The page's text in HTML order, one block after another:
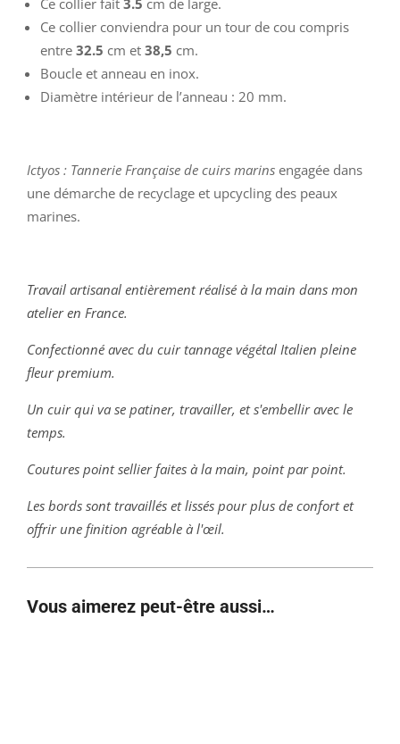
Ce collier fait 3.5 cm de large.
Ce collier conviendra pour un tour de cou compris
entre 32.5 cm et 38,5 cm.
Boucle et anneau en inox.
Diamètre intérieur de l’anneau : 20 mm.
Ictyos : Tannerie Française de cuirs marins engagée dans
une démarche de recyclage et upcycling des peaux
marines.
Travail artisanal entièrement réalisé à la main dans mon
atelier en France.
Confectionné avec du cuir tannage végétal Italien pleine
fleur premium.
Un cuir qui va se patiner, travailler, et s'embellir avec le
temps.
Coutures point sellier faites à la main, point par point.
Les bords sont travaillés et lissés pour plus de confort et
offrir une finition agréable à l'œil.
Vous aimerez peut-être aussi…